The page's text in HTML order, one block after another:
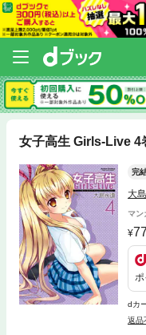
女子高生 Girls-Live 4
完
大
マン
ポ
dカ
返品